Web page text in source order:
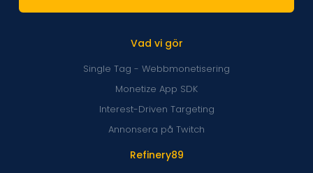
Refinery89
Vad vi gör
Single Tag - Webbmonetisering
Monetize App SDK
Interest-Driven Targeting
Annonsera på Twitch